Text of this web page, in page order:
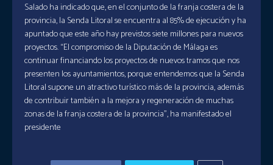
Salado ha indicado que, en el conjunto de la franja costera de la
provincia, la Senda Litoral se encuentra al 85% de ejecución y ha
apuntado que este año hay previstos siete millones para nuevos
proyectos. “El compromiso de la Diputación de Málaga es
continuar financiando los proyectos de nuevos tramos que nos
presenten los ayuntamientos, porque entendemos que la Senda
Litoral supone un atractivo turístico más de la provincia, además
de contribuir también a la mejora y regeneración de muchas
zonas de la franja costera de la provincia”, ha manifestado el
presidente